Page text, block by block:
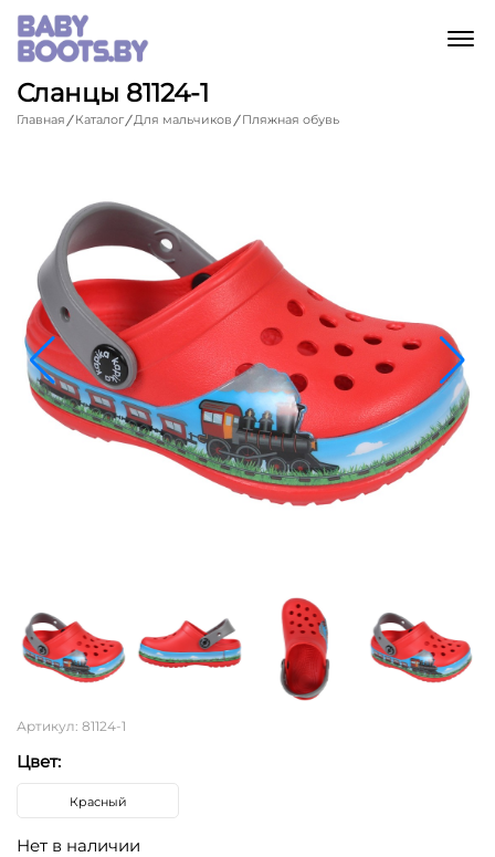
Сланцы 81124-1
Главная Каталог Для мальчиков Пляжная обувь
Артикул: 81124-1
Цвет:
Красный
Нет в наличии